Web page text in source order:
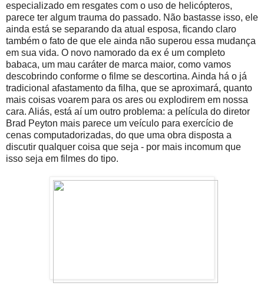
especializado em resgates com o uso de helicópteros,
parece ter algum trauma do passado. Não bastasse isso, ele
ainda está se separando da atual esposa, ficando claro
também o fato de que ele ainda não superou essa mudança
em sua vida. O novo namorado da ex é um completo
babaca, um mau caráter de marca maior, como vamos
descobrindo conforme o filme se descortina. Ainda há o já
tradicional afastamento da filha, que se aproximará, quanto
mais coisas voarem para os ares ou explodirem em nossa
cara. Aliás, está aí um outro problema: a película do diretor
Brad Peyton mais parece um veículo para exercício de
cenas computadorizadas, do que uma obra disposta a
discutir qualquer coisa que seja - por mais incomum que
isso seja em filmes do tipo.